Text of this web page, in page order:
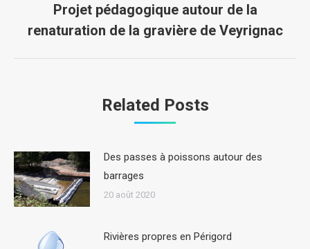
Onglet
suivant
Projet pédagogique autour de la
renaturation de la gravière de Veyrignac
Related Posts
Des passes à poissons autour des
barrages
20 août 2020
Rivières propres en Périgord